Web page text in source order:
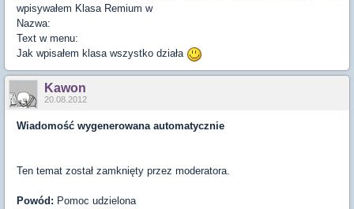
wpisywałem Klasa Remium w
Nazwa:
Text w menu:
Jak wpisałem klasa wszystko działa
Kawon
20.08.2012
Wiadomość wygenerowana automatycznie
Ten temat został zamknięty przez moderatora.
Powód: Pomoc udzielona